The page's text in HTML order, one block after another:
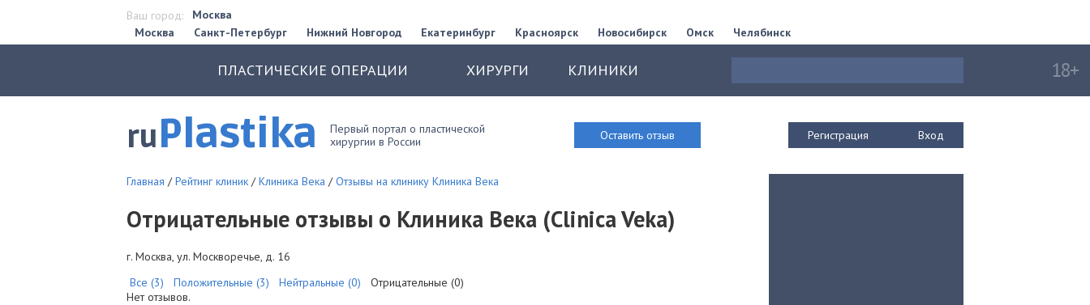
Ваш город:
Москва
Москва
Санкт-Петербург Нижний Новгород Екатеринбург Красноярск Новосибирск Омск Челябинск
ПЛАСТИЧЕСКИЕ ОПЕРАЦИИ ХИРУРГИ КЛИНИКИ
ruPlastika
Первый портал о пластической
хирургии в России
Оставить отзыв Регистрация Вход
Главная / Рейтинг клиник / Клиника Века / Отзывы на клинику Клиника Века
Отрицательные отзывы о Клиника Века (Clinica Veka)
г. Москва, ул. Москворечье, д. 16
Все (3)
Положительные (3) Нейтральные (0) Отрицательные (0)
Нет отзывов.